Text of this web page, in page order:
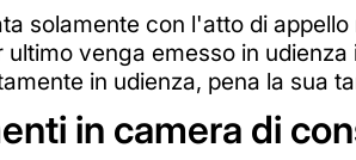
solamente con l'atto di
venga emesso in
in udienza, pena la sua
in camera di